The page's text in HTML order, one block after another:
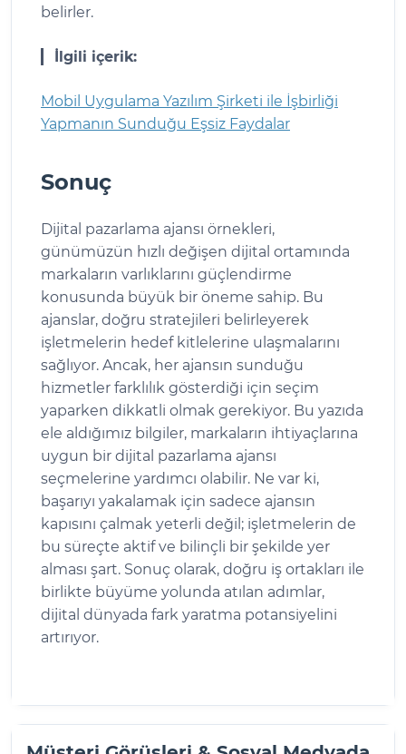
belirler.
İlgili içerik:
Mobil Uygulama Yazılım Şirketi ile İşbirliği
Yapmanın Sunduğu Eşsiz Faydalar
Sonuç
Dijital pazarlama ajansı örnekleri,
günümüzün hızlı değişen dijital ortamında
markaların varlıklarını güçlendirme
konusunda büyük bir öneme sahip. Bu
ajanslar, doğru stratejileri belirleyerek
işletmelerin hedef kitlelerine ulaşmalarını
sağlıyor. Ancak, her ajansın sunduğu
hizmetler farklılık gösterdiği için seçim
yaparken dikkatli olmak gerekiyor. Bu yazıda
ele aldığımız bilgiler, markaların ihtiyaçlarına
uygun bir dijital pazarlama ajansı
seçmelerine yardımcı olabilir. Ne var ki,
başarıyı yakalamak için sadece ajansın
kapısını çalmak yeterli değil; işletmelerin de
bu süreçte aktif ve bilinçli bir şekilde yer
alması şart. Sonuç olarak, doğru iş ortakları ile
birlikte büyüme yolunda atılan adımlar,
dijital dünyada fark yaratma potansiyelini
artırıyor.